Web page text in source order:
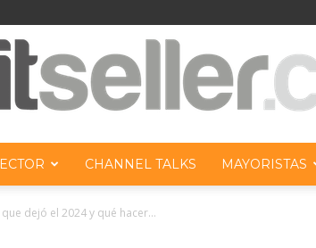
CHANNEL TALKS MAYORISTAS
dejó el 2024 y qué hacer...